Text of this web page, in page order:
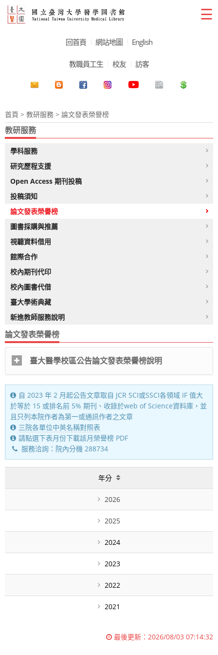
☰
回首頁 網站地圖 English
教職員工生 校友 訪客
首頁 > 教研服務 > 論文發表榮譽榜
教研服務
學科服務
研究歷程支援
Open Access 期刊投稿
投稿須知
論文發表榮譽榜
圖書採購與推薦
視聽資料借用
館際合作
校內期刊代印
校內圖書代借
臺大學術典藏
新進教師服務說明
論文發表榮譽榜
臺大醫學校區公告論文發表榮譽榜說明
自 2023 年 2 月起公告文章取自 JCR SCI或SSCI各領域 IF 值大
於等於 15 或排名前 5% 期刊、收錄於web of Science資料庫，並
且只列本院作者為第一或通訊作者之文章
三院各單位中英名稱對照表
請點選下表月份下載該月榮譽榜 PDF
服務洽詢：院內分機 288734
年分
2026
2025
2024
2023
2022
2021
最後更新： 2026/08/03 07:14:32